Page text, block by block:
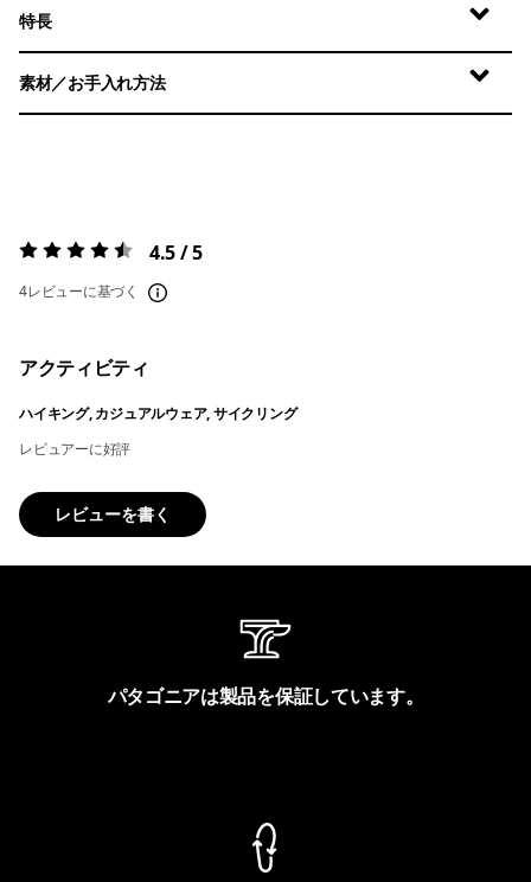
特長
素材／お手入れ方法
評価:4.5 / 5 4.5 / 5
4レビューに基づく
アクティビティ
ハイキング, カジュアルウェア, サイクリング
レビュアーに好評
レビューを書く
パタゴニアは製品を保証しています。